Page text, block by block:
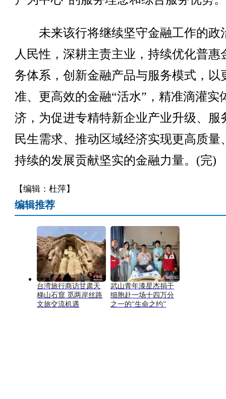
未来该行将继续坚守金融工作的政
人民性，深耕主责主业，持续优化普惠
务体系，创新金融产品与服务模式，以
准、更高效的金融“活水”，精准滴灌实
济，为促进专精特新企业产业升级、服
民生需求、推动区域经济实现更高质量
持续的发展贡献坚实的金融力量。(完)
【编辑：杜萍】
编辑推荐
台湾旅行商访甘肃天
梯山石窟 觅两岸丝路
文旅交流机遇
武山青年漆星杰捐干
细胞赴一场十四万分
之一的“生命之约”